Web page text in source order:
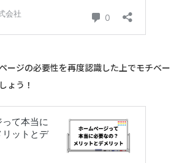
ージの必要性を再度認識した上でモチベー
ょう！